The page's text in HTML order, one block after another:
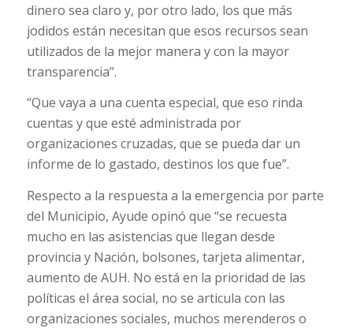
dinero sea claro y, por otro lado, los que más
jodidos están necesitan que esos recursos sean
utilizados de la mejor manera y con la mayor
transparencia”.
“Que vaya a una cuenta especial, que eso rinda
cuentas y que esté administrada por
organizaciones cruzadas, que se pueda dar un
informe de lo gastado, destinos los que fue”.
Respecto a la respuesta a la emergencia por parte
del Municipio, Ayude opinó que “se recuesta
mucho en las asistencias que llegan desde
provincia y Nación, bolsones, tarjeta alimentar,
aumento de AUH. No está en la prioridad de las
políticas el área social, no se articula con las
organizaciones sociales, muchos merenderos o